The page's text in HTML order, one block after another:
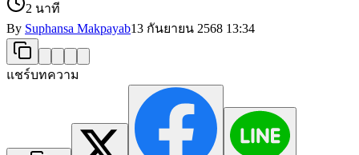
2 นาที
By Suphansa Makpayab13 กันยายน 2568 13:34
แชร์บทความ